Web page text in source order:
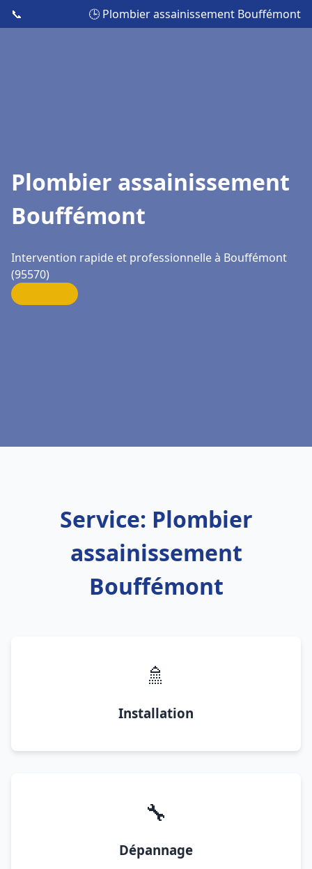
📞 🕒 Plombier assainissement Bouffémont
Plombier assainissement
Bouffémont
Intervention rapide et professionnelle à Bouffémont
(95570)
Service: Plombier
assainissement
Bouffémont
🚿
Installation
🔧
Dépannage